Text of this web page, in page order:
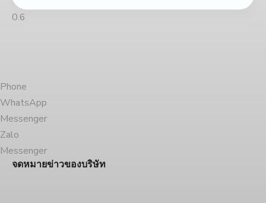
จดหมายข่าวของบริษัท
Phone
WhatsApp
Messenger
Zalo
Messenger